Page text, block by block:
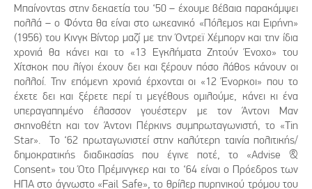
Μπαίνοντας στην δεκαετία του ‘50 – έχουμε βέβαια παρακάμψει
πολλά – ο Φόντα θα είναι στο ωκεανικό «Πόλεμος και Ειρήνη»
(1956) του Κινγκ Βίντορ μαζί με την Όντρεϊ Χέμπορν και την ίδια
χρονιά θα κάνει και το «13 Εγκλήματα Ζητούν Ένοχο» του
Χίτσκοκ που λίγοι έχουν δει και ξέρουν πόσο λάθος κάνουν οι
πολλοί. Την επόμενη χρονιά έρχονται οι «12 Ένορκοι» που το
έχετε δει και ξέρετε περί τι μεγέθους ομιλούμε, κάνει κι ένα
υπεραγαπημένο έλασσον γουέστερν με τον Άντονι Μαν
σκηνοθέτη και τον Άντονι Πέρκινς συμπρωταγωνιστή, το «Tin
Star». Το ‘62 πρωταγωνιστεί στην καλύτερη ταινία πολιτικής/
δημοκρατικής διαδικασίας που έγινε ποτέ, το «Advise &
Consent» του Ότο Πρέμινγκερ και το ‘64 είναι ο Πρόεδρος των
ΗΠΑ στο άγνωστο «Fail Safe», το θρίλερ πυρηνικού τρόμου του